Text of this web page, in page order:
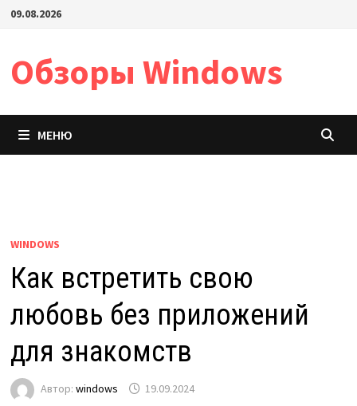
Перейти
содержимому
09.08.2026
Обзоры Windows
МЕНЮ
WINDOWS
Как встретить свою
любовь без приложений
для знакомств
Автор: windows 19.09.2024